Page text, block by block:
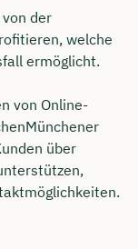
der
welche
ermöglicht.
von Online-
über